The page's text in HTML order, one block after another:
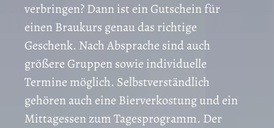
verbringen? Dann ist ein Gutschein für
einen Braukurs genau das richtige
Geschenk. Nach Absprache sind auch
größere Gruppen sowie individuelle
Termine möglich. Selbstverständlich
gehören auch eine Bierverkostung und ein
Mittagessen zum Tagesprogramm. Der